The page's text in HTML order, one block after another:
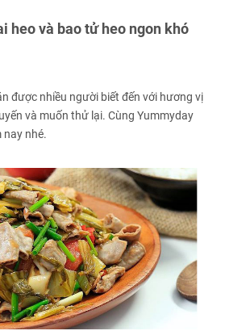
heo và bao tử heo ngon khó
được nhiều người biết đến với hương vị
và muốn thử lại. Cùng Yummyday
nay nhé.